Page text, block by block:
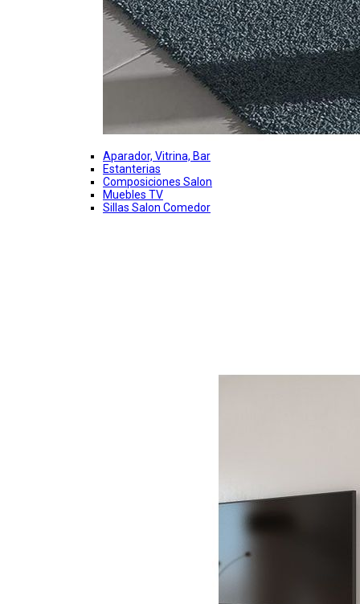
Aparador, Vitrina, Bar
Estanterias
Composiciones Salon
Muebles TV
Sillas Salon Comedor